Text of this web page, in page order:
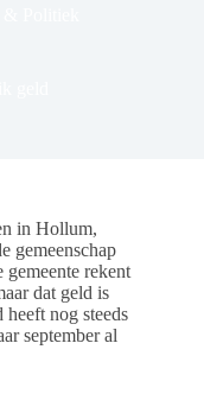
in Hollum,
gemeenschap
rekent
dat geld is
nog steeds
september al